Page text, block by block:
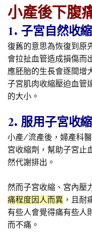
小產後下腹
1. 子宮自然收
復舊的意思為恢復到原
會拉扯血管造成損傷而
應胚胎的生長會逐間增
子宮肌肉收縮壓迫血管
的大小。
2. 服用子宮收
小產/流產後，婦產科
宮收縮劑，幫助子宮止
然代謝排出。
然而子宮收縮、宮內壓
痛程度因人而異 ，且耐
有些人會覺得痛有些人
而不痛。